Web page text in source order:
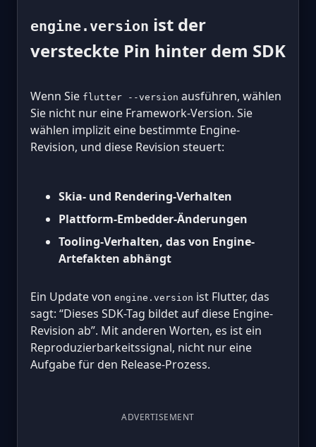
engine.version ist der
versteckte Pin hinter dem SDK
Wenn Sie flutter --version ausführen, wählen
Sie nicht nur eine Framework-Version. Sie
wählen implizit eine bestimmte Engine-
Revision, und diese Revision steuert:
Skia- und Rendering-Verhalten
Plattform-Embedder-Änderungen
Tooling-Verhalten, das von Engine-
Artefakten abhängt
Ein Update von engine.version ist Flutter, das
sagt: “Dieses SDK-Tag bildet auf diese Engine-
Revision ab”. Mit anderen Worten, es ist ein
Reproduzierbarkeitssignal, nicht nur eine
Aufgabe für den Release-Prozess.
ADVERTISEMENT